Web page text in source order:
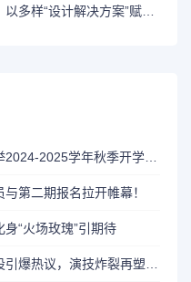
站酷商业设计新榜正式发布！以多样“设计解决方案”赋能商业
首都师范大学附属中学育鸿学校举2024-2025学年秋季开学典礼
第二期报名拉开帷幕！
“火场玫瑰”引期待
窦骁《掌心》正式收官：疯批人设引爆热议，演技炸裂再塑古装权谋天花板